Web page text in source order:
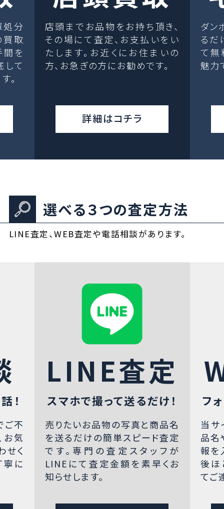
処分
取
間を
して
。
店頭までお品物をお持ち頂き、
その場にて査定、お支払いをい
たします。お近くにお住まいの
方、お急ぎの方にお勧めです。
詳細はコチラ
ダン
るだ
て無
魅力
選べる３つの査定方法
LINE査定、WEB査定や電話相談があります。
！
ご不
お気
せく
寧に
LINE査定
スマホで撮って送るだけ！
売りたいお品物の写真と商品名
を送るだけの簡単スピード査定
です。専門の査定スタッフが
LINEにて査定金額を素早くお
知らせします。
フ
当サ
品名
報を
後ほ
てご